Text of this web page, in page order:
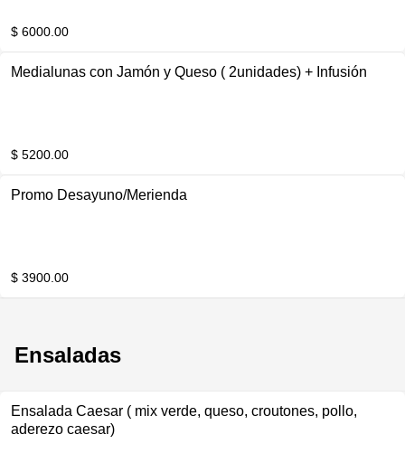
$ 6000.00
Medialunas con Jamón y Queso ( 2unidades) + Infusión
$ 5200.00
Promo Desayuno/Merienda
$ 3900.00
Ensaladas
Ensalada Caesar ( mix verde, queso, croutones, pollo,
aderezo caesar)